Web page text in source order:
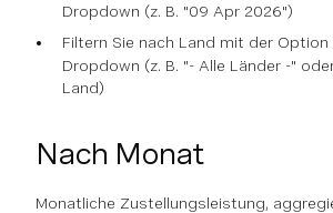
Dropdown (z. B. "09 Apr 2026")
Filtern Sie nach Land mit der Option
Dropdown (z. B. "- Alle Länder -"
Land)
Nach Monat
Monatliche Zustellungsleistung,